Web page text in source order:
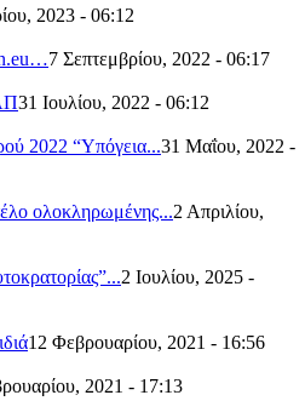
2023 - 06:12
7 Σεπτεμβρίου, 2022 - 06:17
31 Ιουλίου, 2022 - 06:12
2022 “Υπόγεια...31 Μαΐου, 2022 -
ολοκληρωμένης...2 Απριλίου,
2 Ιουλίου, 2025 -
12 Φεβρουαρίου, 2021 - 16:56
2021 - 17:13